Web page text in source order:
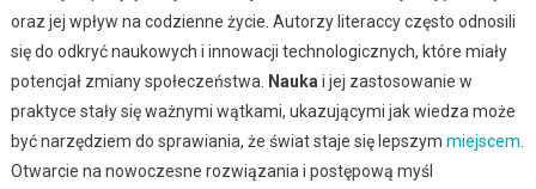
oraz jej wpływ na codzienne życie. Autorzy literaccy często odnosili
się do odkryć naukowych i innowacji technologicznych, które miały
potencjał zmiany społeczeństwa.
Nauka i jej zastosowanie w
praktyce stały się ważnymi wątkami, ukazującymi jak wiedza może
być narzędziem do sprawiania, że świat staje się lepszym miejscem
Otwarcie na nowoczesne rozwiązania i postępową myśl